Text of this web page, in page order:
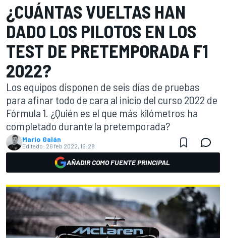
¿CUÁNTAS VUELTAS HAN
DADO LOS PILOTOS EN LOS
TEST DE PRETEMPORADA F1
2022?
Los equipos disponen de seis días de pruebas
para afinar todo de cara al inicio del curso 2022 de
Fórmula 1. ¿Quién es el que más kilómetros ha
completado durante la pretemporada?
Mario Galán
Editado: 26 feb 2022, 16:28
AÑADIR COMO FUENTE PRINCIPAL